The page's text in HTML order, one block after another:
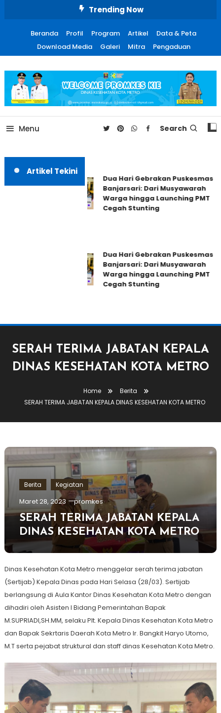
Trending Now
Beranda Profil Program Artikel
Data & Peta
Download Media
Galeri Mitra Pengaduan
Promosi Kesehatan Kota
Metro
Menu Search
Artikel Tekini
Dua Hari Gebrakan Puskesmas
Banjarsari: Dari Musyawarah
Warga hingga Launching PMT
Cegah Stunting
Dua Hari Gebrakan Puskesmas
Banjarsari: Dari Musyawarah
Warga hingga Launching PMT
Cegah Stunting
SERAH TERIMA JABATAN KEPALA
DINAS KESEHATAN KOTA METRO
Home
Berita
SERAH TERIMA JABATAN KEPALA DINAS KESEHATAN KOTA METRO
Berita Kegiatan
Maret 28, 2023 promkes
SERAH TERIMA JABATAN KEPALA
DINAS KESEHATAN KOTA METRO
Dinas Kesehatan Kota Metro menggelar serah terima jabatan
(Sertijab) Kepala Dinas pada Hari Selasa (28/03). Sertijab
berlangsung di Aula Kantor Dinas Kesehatan Kota Metro dengan
dihadiri oleh Asisten I Bidang Pemerintahan Bapak
M.SUPRIADI,SH.MM, selaku Plt. Kepala Dinas Kesehatan Kota Metro
dan Bapak Sekrtaris Daerah Kota Metro Ir. Bangkit Haryo Utomo,
M.T serta pejabat struktural dan staff dinas Kesehatan Kota Metro.